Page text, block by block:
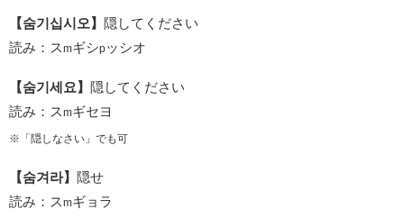
【숨기십시오】
隠してください
読み：スmギシpッシオ
【숨기세요】
隠してください
読み：スmギセヨ
※「隠しなさい」でも可
【숨겨라】
隠せ
読み：スmギョラ